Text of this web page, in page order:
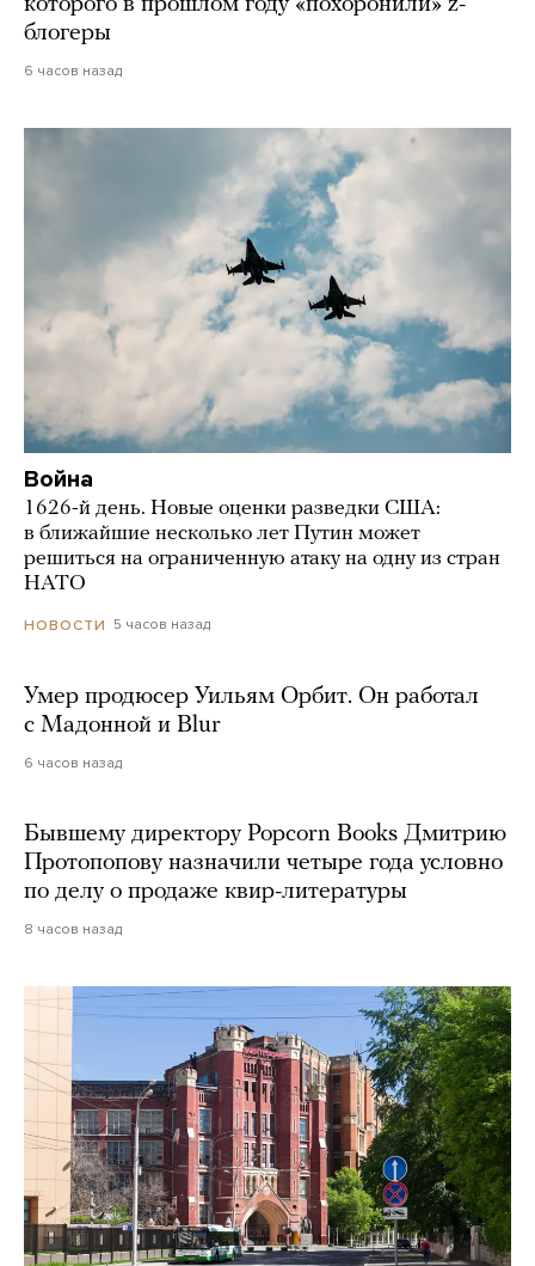
которого в прошлом году «похоронили» z-
блогеры
6 часов назад
Война
1626-й день. Новые оценки разведки США:
в ближайшие несколько лет Путин может
решиться на ограниченную атаку на одну из стран
НАТО
НОВОСТИ 5 часов назад
Умер продюсер Уильям Орбит. Он работал
с Мадонной и Blur
6 часов назад
Бывшему директору Popcorn Books Дмитрию
Протопопову назначили четыре года условно
по делу о продаже квир-литературы
8 часов назад